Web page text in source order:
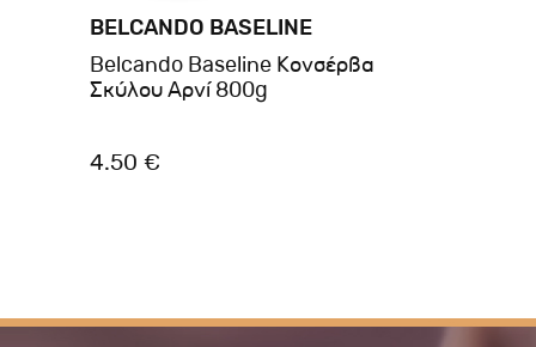
BELCANDO BASELINE
Belcando Baseline Κονσέρβα
Σκύλου Αρνί 800g
4.50 €